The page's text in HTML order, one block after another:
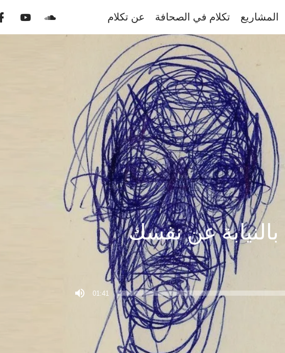
المشاريع تكلام في الصحافة عن تكلام
عن نفسك
01:41